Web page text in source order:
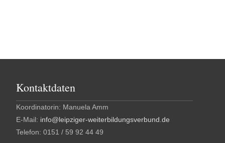
Kontaktdaten
Koordinatorin: Manuela Amm
E-Mail: info@leipziger-weiterbildungsverbund.de
Telefon: 0151 / 59 92 44 49